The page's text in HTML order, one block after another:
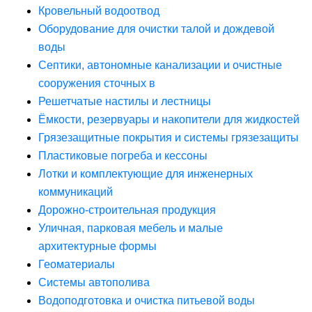
Кровельный водоотвод
Оборудование для очистки талой и дождевой
воды
Септики, автономные канализации и очистные
сооружения сточных в
Решетчатые настилы и лестницы
Ёмкости, резервуары и накопители для жидкостей
Грязезащитные покрытия и системы грязезащиты
Пластиковые погреба и кессоны
Лотки и комплектующие для инженерных
коммуникаций
Дорожно-строительная продукция
Уличная, парковая мебель и малые
архитектурные формы
Геоматериалы
Системы автополива
Водоподготовка и очистка питьевой воды